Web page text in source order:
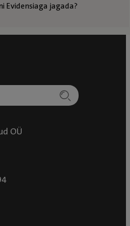
Evidensiaga jagada?
OÜ